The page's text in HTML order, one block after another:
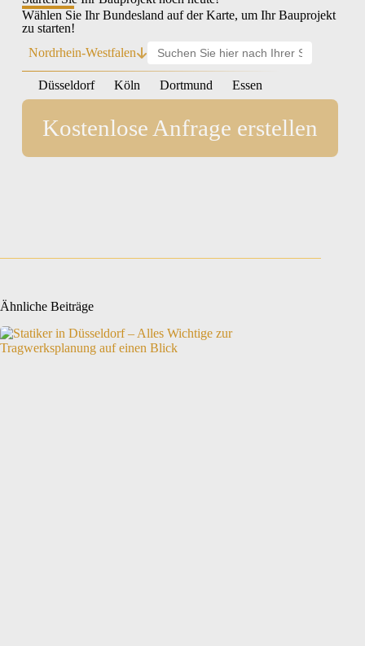
Wählen Sie Ihr Bundesland auf der Karte, um Ihr Bauprojekt
zu starten!
Nordrhein-Westfalen
Düsseldorf Köln Dortmund Essen
Kostenlose Anfrage erstellen
Ähnliche Beiträge